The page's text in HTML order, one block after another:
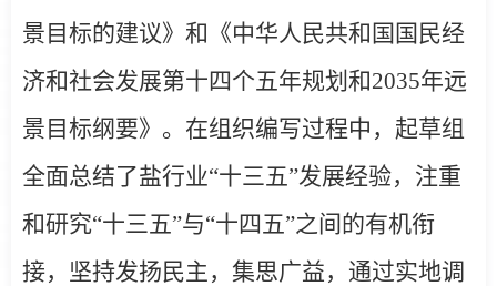
景目标的建议》和《中华人民共和国国民经
济和社会发展第十四个五年规划和2035年远
景目标纲要》。在组织编写过程中，起草组
全面总结了盐行业“十三五”发展经验，注重
和研究“十三五”与“十四五”之间的有机衔
接，坚持发扬民主，集思广益，通过实地调